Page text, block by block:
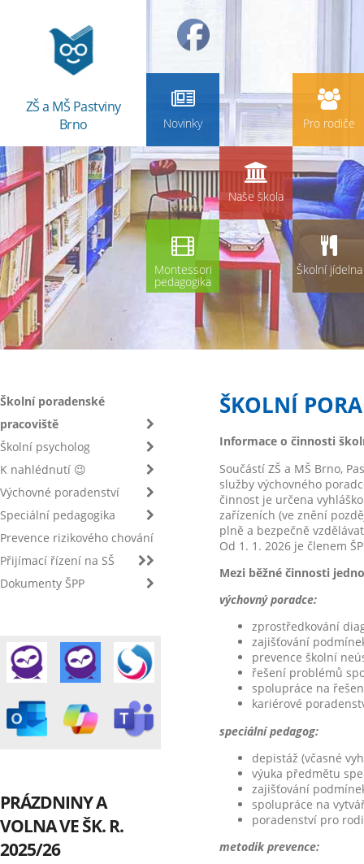
ZŠ a MŠ Pastviny
Brno
Novinky Pro rodiče
Naše škola
Montessori
pedagogika
Školní jídelna
Školní poradenské
pracoviště
Školní psycholog
K nahlédnutí 😉
Výchovné poradenství
Speciální pedagogika
Prevence rizikového chování
Přijímací řízení na SŠ
Dokumenty ŠPP
PRÁZDNINY A
VOLNA VE ŠK. R.
2025/26
ŠKOLNÍ
Informace o činnosti
Součástí ZŠ a MŠ Brno,
služby výchovného
činnost je určena
zařízeních (ve znění
plně a bezpečně
Od 1. 1. 2026 je členem
Mezi běžné činnosti
výchovný poradce:
zprostředkování
zajišťování
prevence školní
řešení problémů
spolupráce na
kariérové
speciální pedagog:
depistáž (včasné
výuka předmětu
zajišťování
spolupráce na
poradenství pro
metodik prevence: